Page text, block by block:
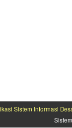
Sistem Informasi